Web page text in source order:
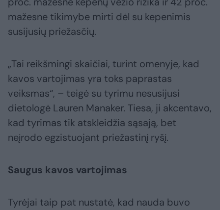
mažesne tikimybe mirti dėl su kepenimis
susijusių priežasčių.
„Tai reikšmingi skaičiai, turint omenyje, kad
kavos vartojimas yra toks paprastas
veiksmas“, – teigė su tyrimu nesusijusi
dietologė Lauren Manaker. Tiesa, ji akcentavo,
kad tyrimas tik atskleidžia sąsają, bet
neįrodo egzistuojant priežastinį ryšį.
Saugus kavos vartojimas
Tyrėjai taip pat nustatė, kad nauda buvo